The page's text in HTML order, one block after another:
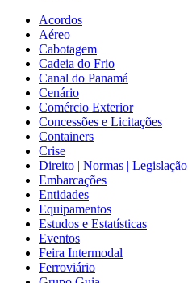
Acordos
Aéreo
Cabotagem
Cadeia do Frio
Canal do Panamá
Cenário
Comércio Exterior
Concessões e Licitações
Containers
Crise
Direito | Normas | Legislação
Embarcações
Entidades
Equipamentos
Estudos e Estatísticas
Eventos
Feira Intermodal
Ferroviário